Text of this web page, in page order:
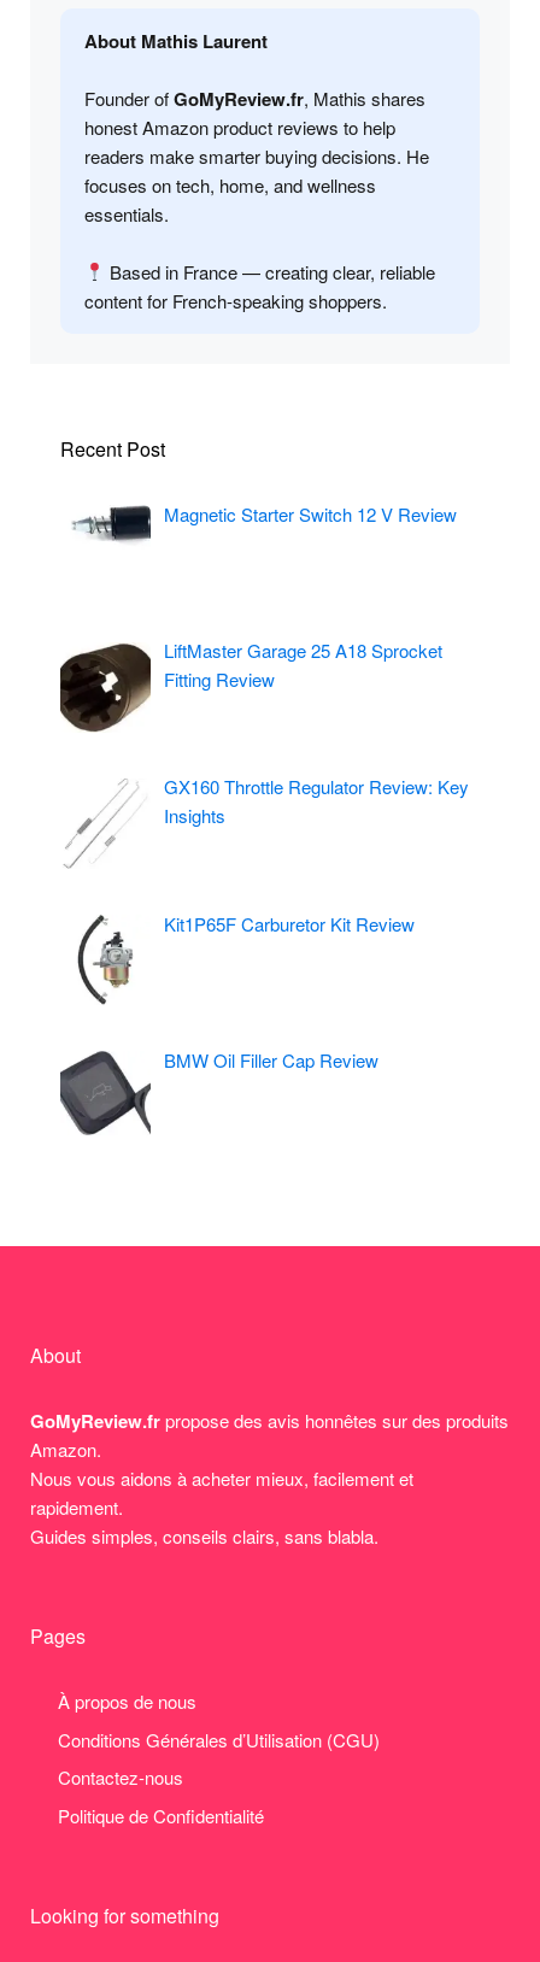
About Mathis Laurent
Founder ofGoMyReview.fr, Mathis shares
honest Amazon product reviews to help
readers make smarter buying decisions. He
focuses on tech, home, and wellness
essentials.
Based in France — creating clear, reliable
content for French-speaking shoppers.
Recent Post
Magnetic Starter Switch 12 V Review
LiftMaster Garage 25 A18 Sprocket
Fitting Review
GX160 Throttle Regulator Review: Key
Insights
Kit1P65F Carburetor Kit Review
BMW Oil Filler Cap Review
About
GoMyReview.frpropose des avis honnêtes sur des produits
Amazon.
Nous vous aidons à acheter mieux, facilement et
rapidement.
Guides simples, conseils clairs, sans blabla.
Pages
À propos de nous
Conditions Générales d’Utilisation (CGU)
Contactez-nous
Politique de Confidentialité
Looking for something